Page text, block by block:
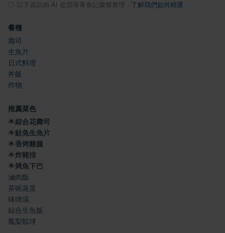
以下資訊由 AI 從部落客食記彙整整理 了解我們如何精選
餐種
壽司
生魚片
日式料理
丼飯
炸物
推薦菜色
🌟綜合花壽司
🌟鮭魚生魚片
🌟香烤雞腿
🌟炸豬排
🌟烤魚下巴
滷肉飯
茶碗蒸蛋
味噌湯
綜合生魚飯
鳳梨蝦球